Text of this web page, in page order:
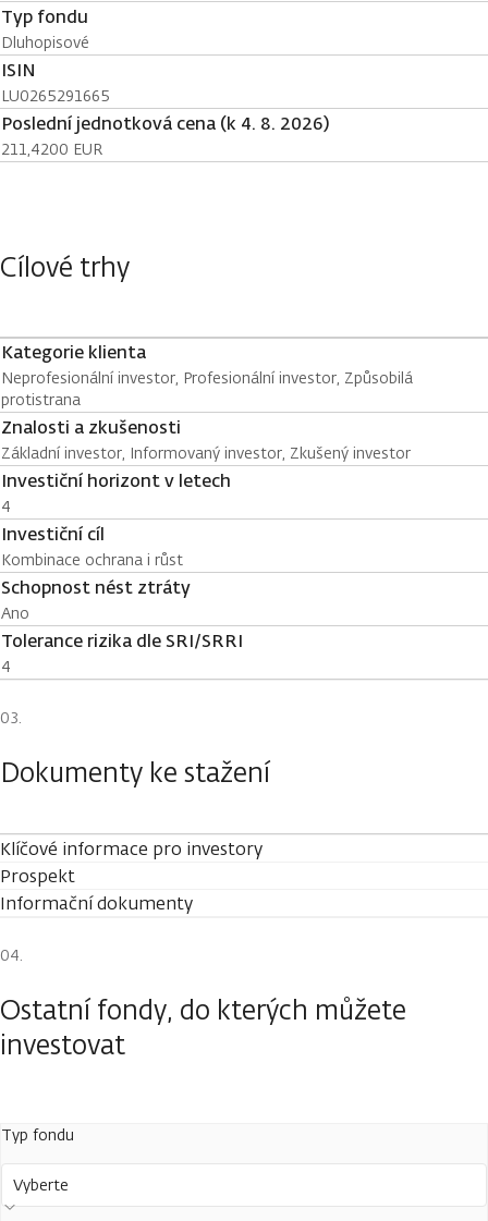
Typ fondu
Dluhopisové
ISIN
LU0265291665
Poslední jednotková cena (k 4. 8. 2026)
211,4200 EUR
Cílové trhy
Kategorie klienta
Neprofesionální investor, Profesionální investor, Způsobilá
protistrana
Znalosti a zkušenosti
Základní investor, Informovaný investor, Zkušený investor
Investiční horizont v letech
4
Investiční cíl
Kombinace ochrana i růst
Schopnost nést ztráty
Ano
Tolerance rizika dle SRI/SRRI
4
Dokumenty ke stažení
Klíčové informace pro investory
Prospekt
Informační dokumenty
Ostatní fondy, do kterých můžete
investovat
Typ fondu
Vyberte